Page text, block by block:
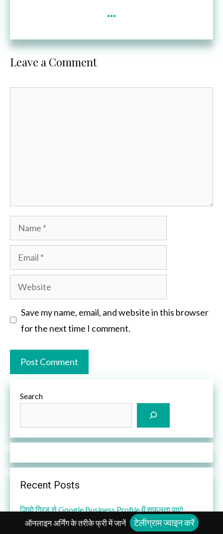
...
Leave a Comment
Name
Email
Website
Save my name, email, and website in this browser
for the next time I comment.
Search
Recent Posts
जियो ग्रिड से Google Business Profile में सफलता पाएं!
Google Business Profile Websites बंद: क्या करें?
ऑनलाइन अर्निंग के तरीके फ्री में जानें टेलीग्राम ज्वाइन करें